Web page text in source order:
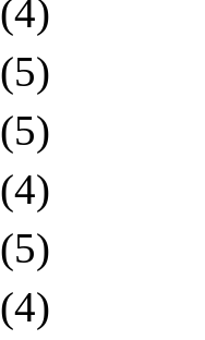
(4)
(5)
(5)
(4)
(5)
(4)